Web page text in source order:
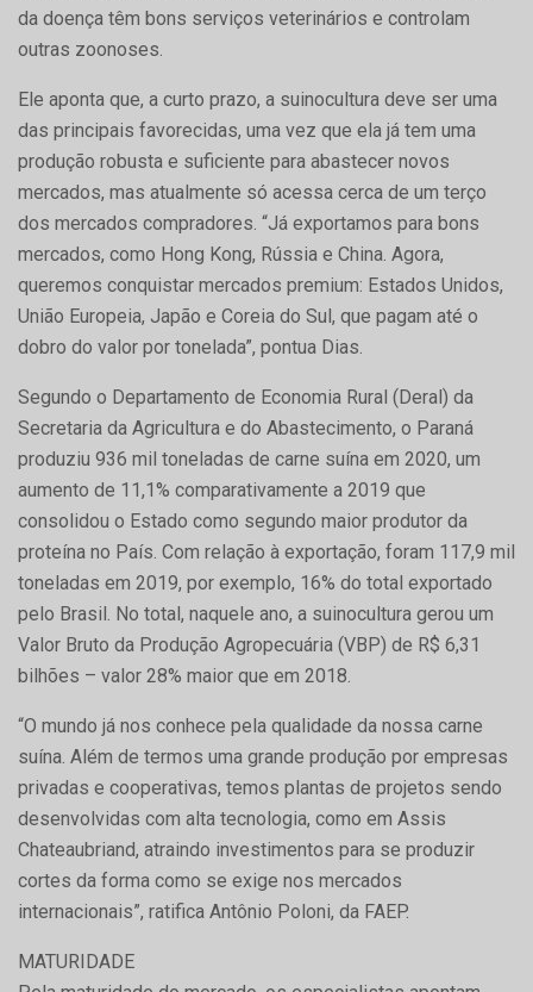
da doença têm bons serviços veterinários e controlam
outras zoonoses.
Ele aponta que, a curto prazo, a suinocultura deve ser uma
das principais favorecidas, uma vez que ela já tem uma
produção robusta e suficiente para abastecer novos
mercados, mas atualmente só acessa cerca de um terço
dos mercados compradores. “Já exportamos para bons
mercados, como Hong Kong, Rússia e China. Agora,
queremos conquistar mercados premium: Estados Unidos,
União Europeia, Japão e Coreia do Sul, que pagam até o
dobro do valor por tonelada”, pontua Dias.
Segundo o Departamento de Economia Rural (Deral) da
Secretaria da Agricultura e do Abastecimento, o Paraná
produziu 936 mil toneladas de carne suína em 2020, um
aumento de 11,1% comparativamente a 2019 que
consolidou o Estado como segundo maior produtor da
proteína no País. Com relação à exportação, foram 117,9 mil
toneladas em 2019, por exemplo, 16% do total exportado
pelo Brasil. No total, naquele ano, a suinocultura gerou um
Valor Bruto da Produção Agropecuária (VBP) de R$ 6,31
bilhões – valor 28% maior que em 2018.
“O mundo já nos conhece pela qualidade da nossa carne
suína. Além de termos uma grande produção por empresas
privadas e cooperativas, temos plantas de projetos sendo
desenvolvidas com alta tecnologia, como em Assis
Chateaubriand, atraindo investimentos para se produzir
cortes da forma como se exige nos mercados
internacionais”, ratifica Antônio Poloni, da FAEP.
MATURIDADE